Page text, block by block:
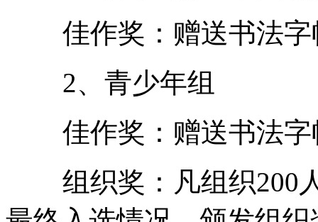
佳作奖：赠送书法字
2、青少年组
佳作奖：赠送书法字
组织奖：凡组织200人